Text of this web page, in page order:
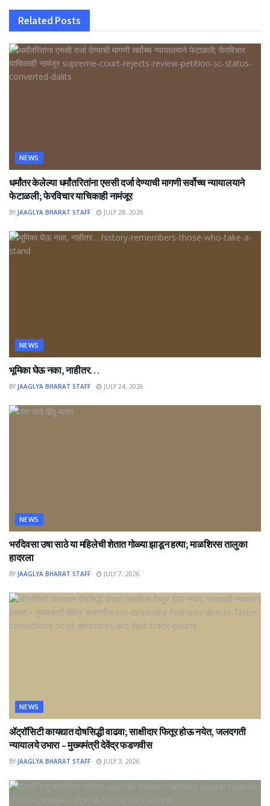
Related Posts
NEWS
धर्मांतर केलेल्या धर्मांतरितांना एससी दर्जा देण्याची मागणी सर्वोच्च न्यायालयाने
फेटाळली; फेरविचार याचिकाही नामंजूर
BY JAAGLYA BHARAT STAFF JULY 28, 2026
NEWS
भूमिका घेऊ नका, नाहीतर…
BY JAAGLYA BHARAT STAFF JULY 24, 2026
NEWS
भरदिवसा उषा साठे या महिलेची शेतात गोळ्या झाडून हत्या; माळशिरस तालुका
हादरला
BY JAAGLYA BHARAT STAFF JULY 7, 2026
NEWS
ॲट्रॉसिटी कायद्यात दोषसिद्धी वाढवा; साक्षीदार फितूर होऊ नयेत, जलदगती
न्यायालये उभारा – मुख्यमंत्री देवेंद्र फडणवीस
BY JAAGLYA BHARAT STAFF JULY 3, 2026